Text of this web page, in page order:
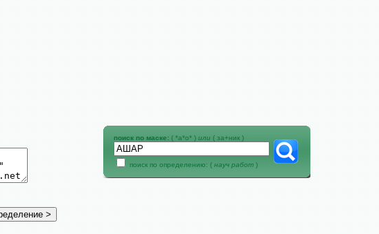
поиск по маске: ( *а*о* ) или ( за+ник )
поиск по определению: ( науч работ )